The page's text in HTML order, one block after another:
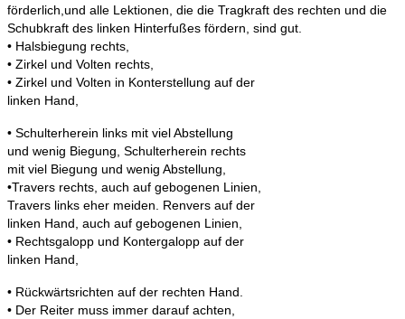
förderlich,und alle Lektionen, die die Tragkraft des rechten und die
Schubkraft des linken Hinterfußes fördern, sind gut.
• Halsbiegung rechts,
• Zirkel und Volten rechts,
• Zirkel und Volten in Konterstellung auf der
linken Hand,
• Schulterherein links mit viel Abstellung
und wenig Biegung, Schulterherein rechts
mit viel Biegung und wenig Abstellung,
•Travers rechts, auch auf gebogenen Linien,
Travers links eher meiden. Renvers auf der
linken Hand, auch auf gebogenen Linien,
• Rechtsgalopp und Kontergalopp auf der
linken Hand,
• Rückwärtsrichten auf der rechten Hand.
• Der Reiter muss immer darauf achten,